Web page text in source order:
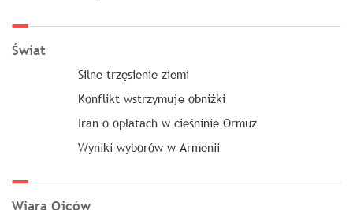
Świat
Silne trzęsienie ziemi
Konflikt wstrzymuje obniżki
Iran o opłatach w cieśninie Ormuz
Wyniki wyborów w Armenii